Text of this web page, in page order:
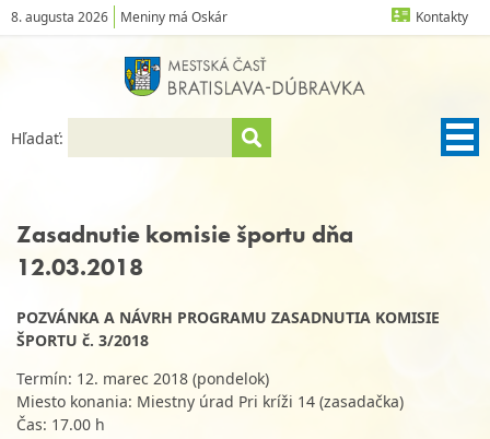
8. augusta 2026 Meniny má Oskár Kontakty
Hľadať:
Zasadnutie komisie športu dňa
12.03.2018
POZVÁNKA A NÁVRH PROGRAMU ZASADNUTIA KOMISIE
ŠPORTU č. 3/2018
Termín: 12. marec 2018 (pondelok)
Miesto konania: Miestny úrad Pri kríži 14 (zasadačka)
Čas: 17.00 h